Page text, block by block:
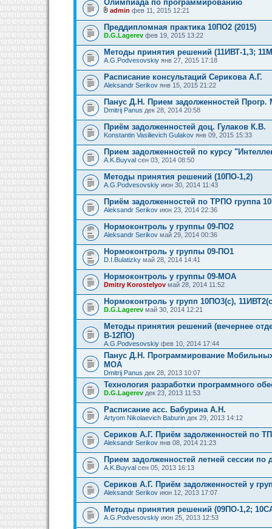
Олимпиада по программированию
admin фев 11, 2015 12:21
Преддипломная практика 10ПО2 (2015)
D.G.Lagerev фев 19, 2015 13:22
Методы принятия решений (11ИВТ-1,3;
A.G.Podvesovskiy янв 27, 2015 17:18
Расписание консультаций Серикова А.Г.
Aleksandr Serikov янв 15, 2015 21:22
Панус Д.Н. Прием задолженностей Прогр.
Dmitrij Panus дек 28, 2014 20:58
Приём задолженностей доц. Гулаков К.В.
Konstantin Vasilievich Gulakov янв 09, 2015 15:33
Прием задолженностей по курсу
A.K.Buyval сен 03, 2014 08:50
Методы принятия решений (10ПО-1,2)
A.G.Podvesovskiy июн 30, 2014 11:43
Приём задолженностей по ТРПО группа
Aleksandr Serikov июн 23, 2014 22:36
Нормоконтроль у группы 09-ПО2
Aleksandr Serikov май 29, 2014 00:36
Нормоконтроль у группы 09-ПО1
D.I.Bulatizky май 28, 2014 14:41
Нормоконтроль у группы 09-МОА
Dmitry Korostelyov май 28, 2014 11:52
Нормоконтроль у групп 10ПО3(с),
D.G.Lagerev май 30, 2014 12:21
Методы принятия решений (вечернее
В-12ПО)
A.G.Podvesovskiy фев 10, 2014 17:44
Панус Д.Н. Программирование
МОА
Dmitrij Panus дек 28, 2013 10:07
Технология разработки программного
D.G.Lagerev дек 23, 2013 11:53
Расписание асс. Бабурина А.Н.
Artyom Nikolaevich Baburin дек 29, 2013 14:12
Сериков А.Г. Приём задолженностей по
Aleksandr Serikov янв 08, 2014 21:23
Прием задолженностей летней сессии по
A.K.Buyval сен 05, 2013 16:13
Сериков А.Г. Приём задолженностей у
Aleksandr Serikov июн 12, 2013 17:07
Методы принятия решений (09ПО-1,2;
A.G.Podvesovskiy июн 25, 2013 12:53